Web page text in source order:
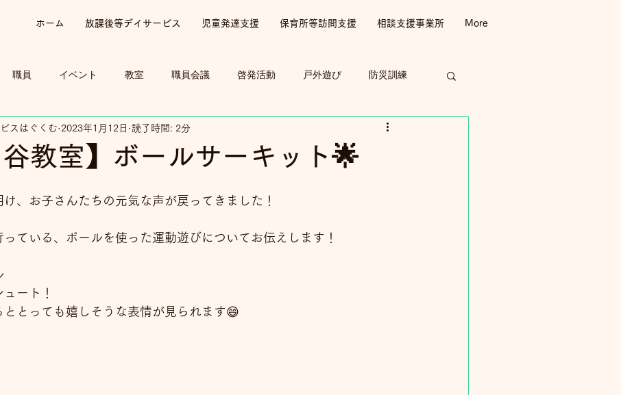
ホーム 放課後等デイサービス 児童発達支援 保育所等訪問支援 相談支援事業所 More
職員 イベント 教室 職員会議 啓発活動 戸外遊び 防災訓練
谷教室】ボールサーキット🌟
スはぐくむ 2023年1月12日 読了時間: 2分
、お子さんたちの元気な声が戻ってきました！
ている、ボールを使った運動遊びについてお伝えします！
ート！
ととっても嬉しそうな表情が見られます😄